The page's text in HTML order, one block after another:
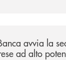
avvia la
ad alto